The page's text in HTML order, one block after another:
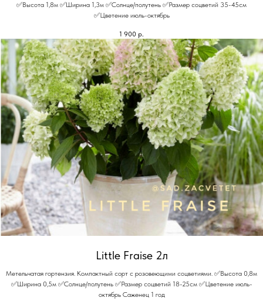
✅Высота 1,8м ✅Ширина 1,3м ✅Солнце/полутень ✅Размер соцветий 35-45см
✅Цветение июль-октябрь
1 900 р.
Little Fraise 2л
Метельчатая гортензия. Компактный сорт с розовеющими соцветиями. ✅Высота 0,8м
✅Ширина 0,5м ✅Солнце/полутень ✅Размер соцветий 18-25см ✅Цветение июль-
октябрь Саженец 1 год